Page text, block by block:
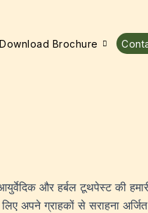
Download Brochure
और हर्बल टूथपेस्ट की
अपने ग्राहकों से सराहना